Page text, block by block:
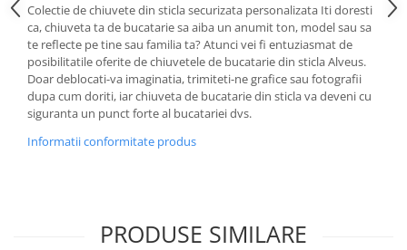
Colectie de chiuvete din sticla securizata personalizata Iti doresti
ca, chiuveta ta de bucatarie sa aiba un anumit ton, model sau sa
te reflecte pe tine sau familia ta? Atunci vei fi entuziasmat de
posibilitatile oferite de chiuvetele de bucatarie din sticla Alveus.
Doar deblocati-va imaginatia, trimiteti-ne grafice sau fotografii
dupa cum doriti, iar chiuveta de bucatarie din sticla va deveni cu
siguranta un punct forte al bucatariei dvs.
Informatii conformitate produs
PRODUSE SIMILARE